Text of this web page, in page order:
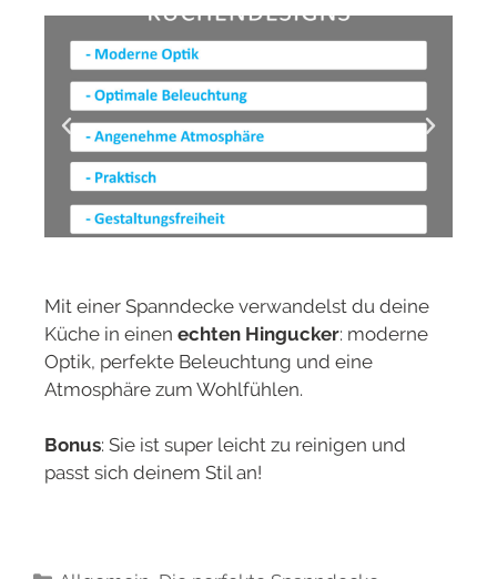
Mit einer Spanndecke verwandelst du deine
Küche in einen echten Hingucker: moderne
Optik, perfekte Beleuchtung und eine
Atmosphäre zum Wohlfühlen.
Bonus: Sie ist super leicht zu reinigen und
passt sich deinem Stil an!